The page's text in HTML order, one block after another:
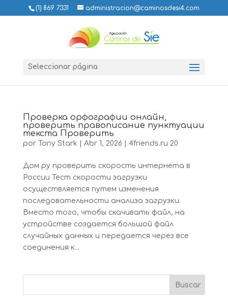
(1) 869 7331 administracion@caminosdesi4.com
Seleccionar página
Проверка орфографии онлайн,
проверить правописание пунктуации
текста Проверить
por Tony Stark Abr 1, 2026 4friends.ru 20
Дом ру проверить скорость интернета в
России Тест скорости загрузки
осуществляется путем изменения
последовательности анализа загрузки.
Вместо того, чтобы скачивать файл, на
устройстве создается большой файл
случайных данных и передается через все
соединения к...